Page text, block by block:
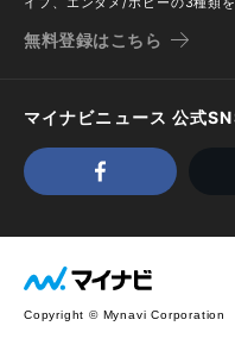
無料登録はこちら
マイナビニュース 公式
Copyright © Mynavi Corporation